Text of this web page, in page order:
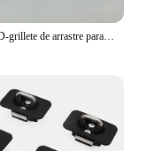
STARPAD-grillete de arrastre para remolque, gancho afilado de cristal para Santana 3000, Zhijun, Sunny, Bora, Polo, venta al por mayor